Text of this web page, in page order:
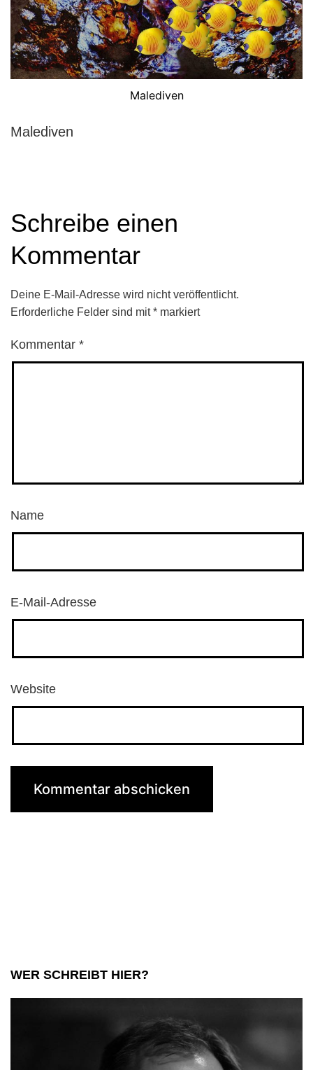
Malediven
Malediven
Schreibe einen
Kommentar
Deine E-Mail-Adresse wird nicht veröffentlicht.
Erforderliche Felder sind mit* markiert
Kommentar *
Name
E-Mail-Adresse
Website
WER SCHREIBT HIER?